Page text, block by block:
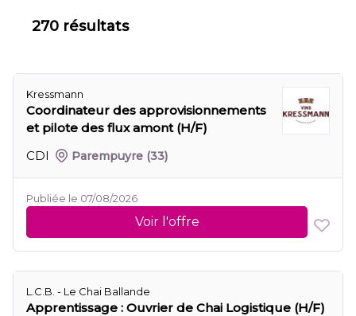
270 résultats
Kressmann
Coordinateur des approvisionnements
et pilote des flux amont (H/F)
CDI
Parempuyre (33)
Publiée le 07/08/2026
Voir l'offre
L.C.B. - Le Chai Ballande
Apprentissage : Ouvrier de Chai Logistique (H/F)